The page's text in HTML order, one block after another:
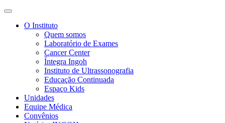
O Instituto
Quem somos
Laboratório de Exames
Cancer Center
Íntegra Ingoh
Instituto de Ultrassonografia
Educação Continuada
Espaço Kids
Unidades
Equipe Médica
Convênios